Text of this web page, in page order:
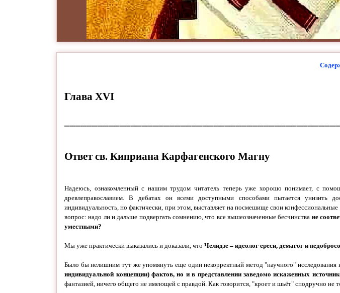
Глава XVI
Ответ св. Киприана Карфагенского Магну
Надеюсь, ознакомленный с нашим трудом читатель теперь уже хорошо понимает, с
древлеправославием. В дебатах он всеми доступными способами пытается унизить
индивидуальность, но фактически, при этом, выставляет на посмешище свои
вопрос: надо ли и дальше подвергать сомнению, что все вышеозначенные бесчинства не
уместными?
Мы уже практически выказались и доказали, что Челидзе – идеолог ереси, демагог и
Было бы нелишним тут же упомянуть еще один некорректный метод "научного" исследования
индивидуальной концепции) фактов, но и в представлении заведомо искаженных
фантазией, ничего общего не имеющей с правдой. Как говорится, "кроет и шьёт" сподручно не